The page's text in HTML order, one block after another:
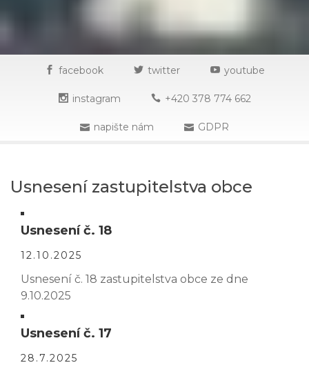
facebook twitter youtube
instagram +420 378 774 662
napište nám GDPR
Usnesení zastupitelstva obce
Usnesení č. 18
12.10.2025
Usnesení č. 18 zastupitelstva obce ze dne
9.10.2025
Usnesení č. 17
28.7.2025